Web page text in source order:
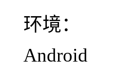
环境：
Android